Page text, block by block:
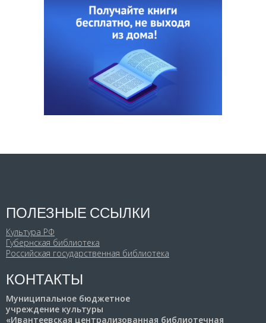
ПОЛЕЗНЫЕ ССЫЛКИ
Культура РФ
Губернская библиотека
Российская государственная библиотека
КОНТАКТЫ
Муниципальное бюджетное
учреждение культуры
«Ивантеевская централизованная библиотечная